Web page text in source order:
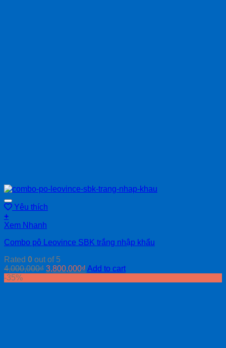
Yêu thích
+
Xem Nhanh
Combo pô Leovince SBK trắng nhập khẩu
Rated 0 out of 5
4,000,000₫ 3,800,000₫ Add to cart
-35%